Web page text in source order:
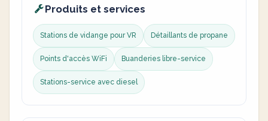
Produits et services
Stations de vidange pour VR Détaillants de propane
Points d'accès WiFi Buanderies libre-service
Stations-service avec diesel